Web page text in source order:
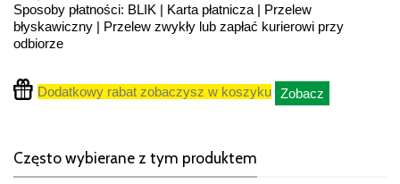
Sposoby płatności: BLIK | Karta płatnicza | Przelew
błyskawiczny | Przelew zwykły lub zapłać kurierowi przy
odbiorze
Dodatkowy rabat zobaczysz w koszyku Zobacz
Często wybierane z tym produktem